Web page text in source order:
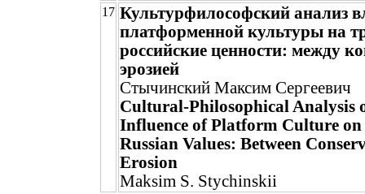
17 Культурфилософский анализ
платформенной культуры на
российские ценности: между
эрозией
Стычинский Максим Сергеевич
Cultural-Philosophical Analysis
Influence of Platform Culture
Russian Values: Between
Erosion
Maksim S. Stychinskii